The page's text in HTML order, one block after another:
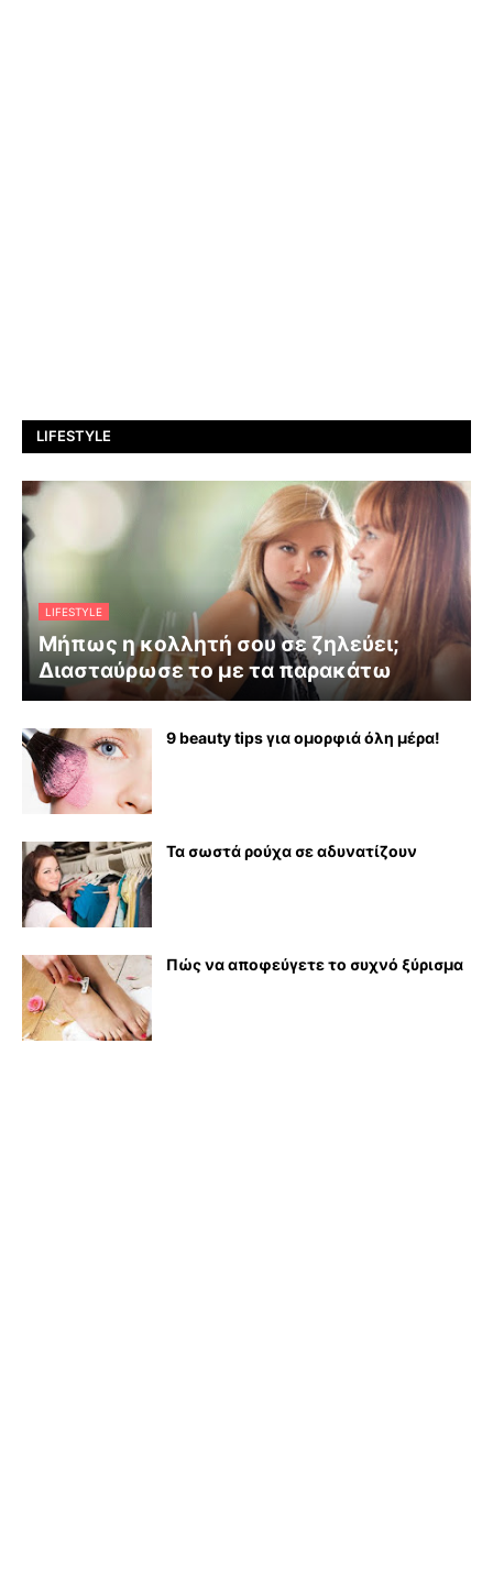
LIFESTYLE
LIFESTYLE
Μήπως η κολλητή σου σε ζηλεύει;
Διασταύρωσε το με τα παρακάτω
9 beauty tips για ομορφιά όλη μέρα!
Τα σωστά ρούχα σε αδυνατίζουν
Πώς να αποφεύγετε το συχνό ξύρισμα